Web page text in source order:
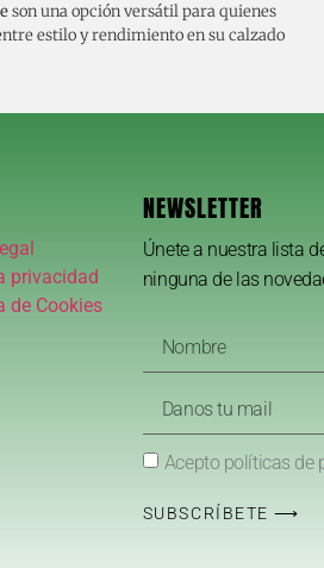
son una opción versátil para quienes
estilo y rendimiento en su calzado
privacidad
de Cookies
NEWSLETTER
Únete a nuestra lista
ninguna de las
Acepto políticas de
SUBSCRÍBETE ⟶